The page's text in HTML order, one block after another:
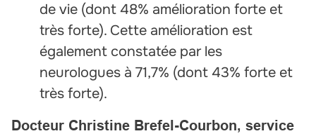
de vie (dont 48% amélioration forte et
très forte). Cette amélioration est
également constatée par les
neurologues à 71,7% (dont 43% forte et
très forte).
Docteur Christine Brefel-Courbon, service